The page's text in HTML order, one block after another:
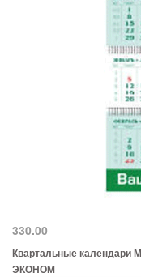
330.00
Квартальные календари
ЭКОНОМ